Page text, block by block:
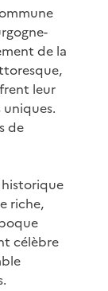
de la
leur
de
riche,
célèbre